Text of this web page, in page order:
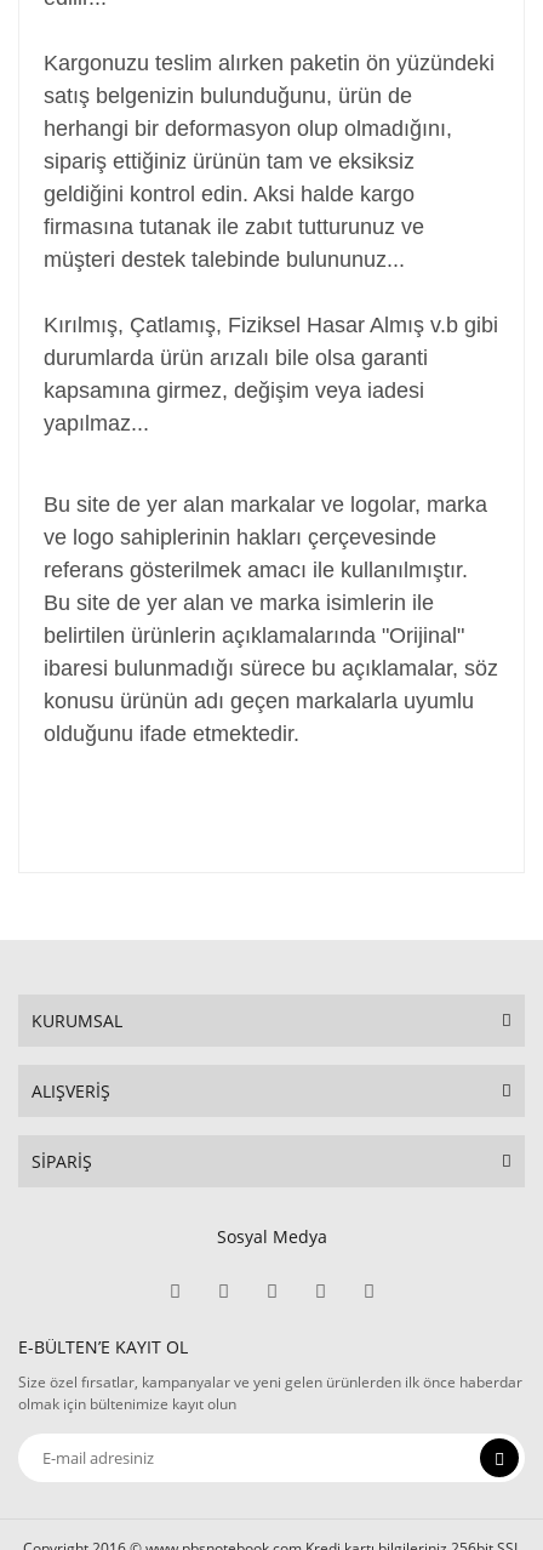
Kargonuzu teslim alırken paketin ön yüzündeki
satış belgenizin bulunduğunu, ürün de
herhangi bir deformasyon olup olmadığını,
sipariş ettiğiniz ürünün tam ve eksiksiz
geldiğini kontrol edin. Aksi halde kargo
firmasına tutanak ile zabıt tutturunuz ve
müşteri destek talebinde bulununuz...
Kırılmış, Çatlamış, Fiziksel Hasar Almış v.b gibi
durumlarda ürün arızalı bile olsa garanti
kapsamına girmez, değişim veya iadesi
yapılmaz...
Bu site de yer alan markalar ve logolar, marka
ve logo sahiplerinin hakları çerçevesinde
referans gösterilmek amacı ile kullanılmıştır.
Bu site de yer alan ve marka isimlerin ile
belirtilen ürünlerin açıklamalarında "Orijinal"
ibaresi bulunmadığı sürece bu açıklamalar, söz
konusu ürünün adı geçen markalarla uyumlu
olduğunu ifade etmektedir.
KURUMSAL
ALIŞVERİŞ
SİPARİŞ
Sosyal Medya
E-BÜLTEN’E KAYIT OL
Size özel fırsatlar, kampanyalar ve yeni gelen ürünlerden ilk önce haberdar
olmak için bültenimize kayıt olun